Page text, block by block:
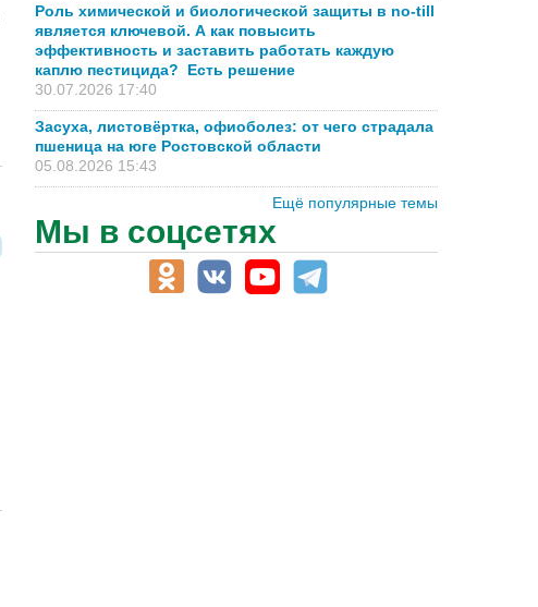
Роль химической и биологической защиты в no-till
является ключевой. А как повысить
эффективность и заставить работать каждую
каплю пестицида? Есть решение
30.07.2026 17:40
Засуха, листовёртка, офиоболез: от чего страдала
пшеница на юге Ростовской области
05.08.2026 15:43
Ещё популярные темы
Мы в соцсетях